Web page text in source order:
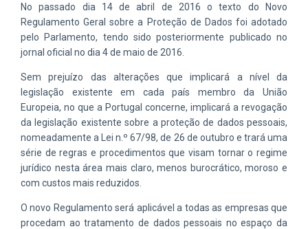
No passado dia 14 de abril de 2016 o texto do Novo
Regulamento Geral sobre a Proteção de Dados foi adotado
pelo Parlamento, tendo sido posteriormente publicado no
jornal oficial no dia 4 de maio de 2016.
Sem prejuízo das alterações que implicará a nível da
legislação existente em cada país membro da União
Europeia, no que a Portugal concerne, implicará a revogação
da legislação existente sobre a proteção de dados pessoais,
nomeadamente a Lei n.º 67/98, de 26 de outubro e trará uma
série de regras e procedimentos que visam tornar o regime
jurídico nesta área mais claro, menos burocrático, moroso e
com custos mais reduzidos.
O novo Regulamento será aplicável a todas as empresas que
procedam ao tratamento de dados pessoais no espaço da